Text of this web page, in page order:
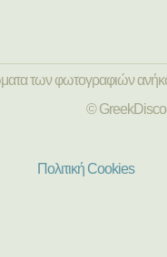
των φωτογραφιών
©
Πολιτική Cookies